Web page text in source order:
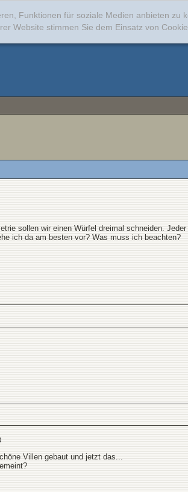
Funktionen für soziale Medien anbieten
Website stimmen Sie dem Einsatz von
sollen wir einen Würfel dreimal schneiden.
ich da am besten vor? Was muss ich beachten?
)
Villen gebaut und jetzt das...